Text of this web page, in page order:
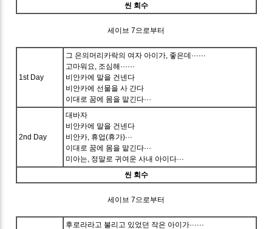
씬 회수
세이브 7으로부터
1st Day
그 은의머리카락의 여자 아이가, 좋은데······
고마워요, 조심해······
비안카에 말을 건넨다
비안카에 선물을 사 간다
이대로 꿈에 몸을 맡긴다···
2nd Day
대바자
비안카에 말을 건넨다
비안카, 휴업(휴가)···
이대로 꿈에 몸을 맡긴다···
미아는, 정말로 귀여운 사내 아이다···
씬 회수
세이브 7으로부터
후로라라고 불리고 있었던 작은 아이가······